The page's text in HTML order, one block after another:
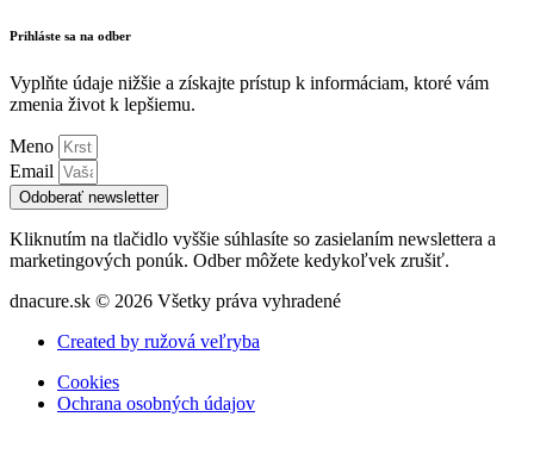
Prihláste sa na odber
Vyplňte údaje nižšie a získajte prístup k informáciam, ktoré vám
zmenia život k lepšiemu.
Meno
Email
Odoberať newsletter
Kliknutím na tlačidlo vyššie súhlasíte so zasielaním newslettera a
marketingových ponúk. Odber môžete kedykoľvek zrušiť.
dnacure.sk © 2026 Všetky práva vyhradené
Created by ružová veľryba
Cookies
Ochrana osobných údajov